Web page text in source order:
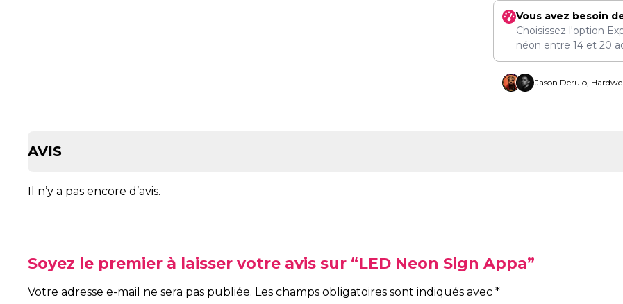
Vous avez besoin
Choisissez l'option
néon entre 14et 20
Jason Derulo,
AVIS
Il n’y a pas encore d’avis.
Soyez le premier à laisser votre avis sur “LED Neon Sign Appa”
Votre adresse e-mail ne sera pas publiée. Les champs obligatoires sont indiqués avec *